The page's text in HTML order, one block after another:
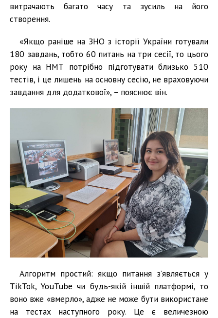
витрачають багато часу та зусиль на його
створення.
«Якщо раніше на ЗНО з історії України готували
180 завдань, тобто 60 питань на три сесії, то цього
року на НМТ потрібно підготувати близько 510
тестів, і це лишень на основну сесію, не враховуючи
завдання для додаткової», – пояснює він.
Алгоритм простий: якщо питання з’являється у
TikTok, YouTube чи будь-якій іншій платформі, то
воно вже «вмерло», адже не може бути використане
на тестах наступного року. Це є величезною